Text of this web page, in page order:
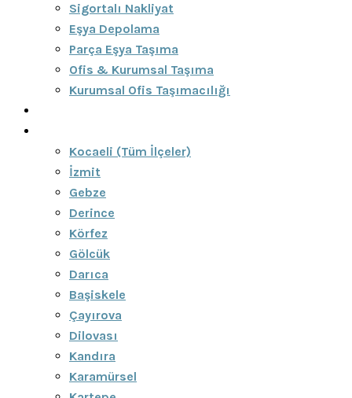
Sigortalı Nakliyat
Eşya Depolama
Parça Eşya Taşıma
Ofis & Kurumsal Taşıma
Kurumsal Ofis Taşımacılığı
Kocaeli (Tüm İlçeler)
İzmit
Gebze
Derince
Körfez
Gölcük
Darıca
Başiskele
Çayırova
Dilovası
Kandıra
Karamürsel